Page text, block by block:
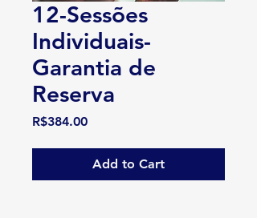
12-Sessões
Individuais-
Garantia de
Reserva
R$384.00Price
Add to Cart